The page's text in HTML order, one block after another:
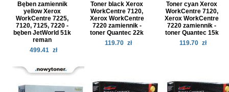
Bęben zamiennik
yellow Xerox
WorkCentre 7225,
7120, 7125, 7220 -
bęben JetWorld 51k
reman
499.41 zł
Toner black Xerox
WorkCentre 7120,
Xerox WorkCentre
7220 zamiennik -
toner Quantec 22k
119.70 zł
Toner cyan Xerox
WorkCentre 7120,
Xerox WorkCentre
7220 zamiennik -
toner Quantec 15k
119.70 zł